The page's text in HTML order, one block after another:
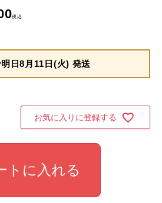
税込
明日8月11日(火) 発送
お気に入りに登録する
トに入れる